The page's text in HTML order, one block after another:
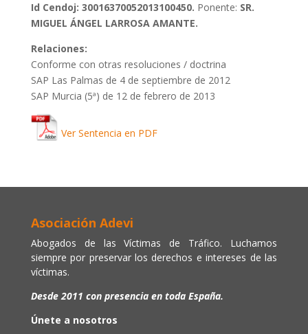
Id Cendoj: 30016370052013100450. Ponente: SR.
MIGUEL ÁNGEL LARROSA AMANTE.
Relaciones:
Conforme con otras resoluciones / doctrina
SAP Las Palmas de 4 de septiembre de 2012
SAP Murcia (5ª) de 12 de febrero de 2013
Ver Sentencia en PDF
Asociación Adevi
Abogados de las Víctimas de Tráfico. Luchamos
siempre por preservar los derechos e intereses de las
víctimas.
Desde 2011 con presencia en toda España.
Únete a nosotros